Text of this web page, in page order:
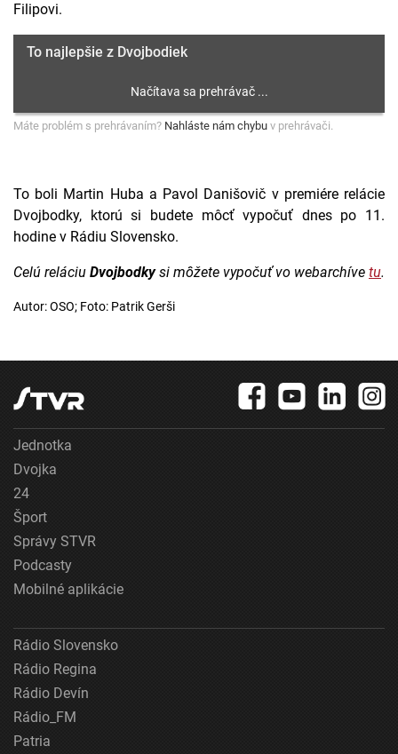
Filipovi.
To najlepšie z Dvojbodiek
Máte problém s prehrávaním? Nahláste nám chybu v prehrávači.
To boli Martin Huba a Pavol Danišovič v premiére relácie
Dvojbodky, ktorú si budete môcť vypočuť dnes po 11.
hodine v Rádiu Slovensko.
Celú reláciu Dvojbodkysi môžete vypočuť vo webarchíve tu.
Autor: OSO; Foto: Patrik Gerši
Jednotka
Dvojka
24
Šport
Správy STVR
Podcasty
Mobilné aplikácie
Rádio Slovensko
Rádio Regina
Rádio Devín
Rádio_FM
Patria